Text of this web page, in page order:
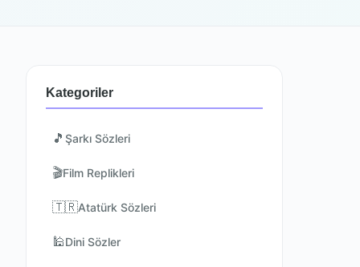
Kategoriler
🎵 Şarkı Sözleri
🎬Film Replikleri
🇹🇷Atatürk Sözleri
🕌Dini Sözler